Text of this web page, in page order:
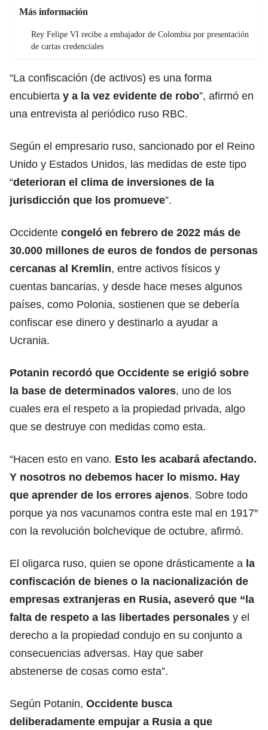
Más información
Rey Felipe VI recibe a embajador de Colombia por presentación
de cartas credenciales
“La confiscación (de activos) es una forma
encubierta y a la vez evidente de robo”, afirmó en
una entrevista al periódico ruso RBC.
Según el empresario ruso, sancionado por el Reino
Unido y Estados Unidos, las medidas de este tipo
“deterioran el clima de inversiones de la
jurisdicción que los promueve”.
Occidente congeló en febrero de 2022 más de
30.000 millones de euros de fondos de personas
cercanas al Kremlin, entre activos físicos y
cuentas bancarias, y desde hace meses algunos
países, como Polonia, sostienen que se debería
confiscar ese dinero y destinarlo a ayudar a
Ucrania.
Potanin recordó que Occidente se erigió sobre
la base de determinados valores, uno de los
cuales era el respeto a la propiedad privada, algo
que se destruye con medidas como esta.
“Hacen esto en vano. Esto les acabará afectando.
Y nosotros no debemos hacer lo mismo. Hay
que aprender de los errores ajenos. Sobre todo
porque ya nos vacunamos contra este mal en 1917″
con la revolución bolchevique de octubre, afirmó.
El oligarca ruso, quien se opone drásticamente a la
confiscación de bienes o la nacionalización de
empresas extranjeras en Rusia, aseveró que “la
falta de respeto a las libertades personales y el
derecho a la propiedad condujo en su conjunto a
consecuencias adversas. Hay que saber
abstenerse de cosas como esta”.
Según Potanin, Occidente busca
deliberadamente empujar a Rusia a que